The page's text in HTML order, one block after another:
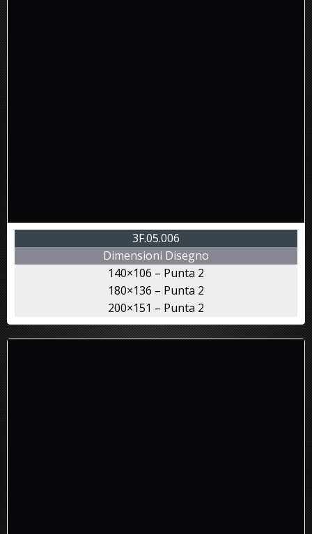
3F.05.006
Dimensioni Disegno
140×106 – Punta 2
180×136 – Punta 2
200×151 – Punta 2